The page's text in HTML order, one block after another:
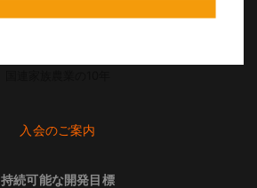
入会のご案内
持続可能な開発目標